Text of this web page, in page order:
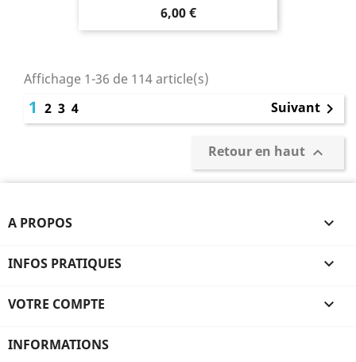
6,00 €
Affichage 1-36 de 114 article(s)
1 2 3 4 Suivant 
Retour en haut 
A PROPOS 
INFOS PRATIQUES 
VOTRE COMPTE 
INFORMATIONS